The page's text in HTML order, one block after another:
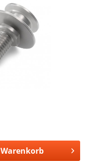
Warenkorb